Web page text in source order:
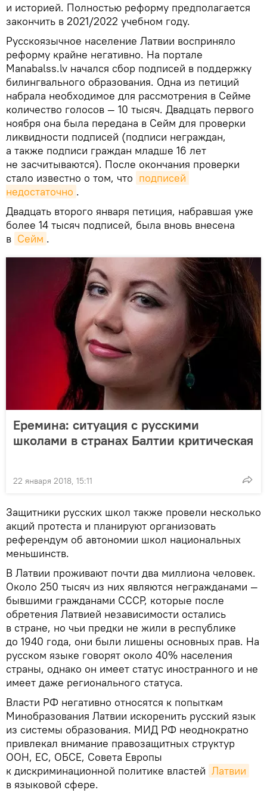
и историей. Полностью реформу предполагается
закончить в 2021/2022 учебном году.
Русскоязычное население Латвии восприняло
реформу крайне негативно. На портале
Manabalss.lv начался сбор подписей в поддержку
билингвального образования. Одна из петиций
набрала необходимое для рассмотрения в Сейме
количество голосов — 10 тысяч. Двадцать первого
ноября она была передана в Сейм для проверки
ликвидности подписей (подписи неграждан,
а также подписи граждан младше 16 лет
не засчитываются). После окончания проверки
стало известно о том, что подписей
недостаточно .
Двадцать второго января петиция, набравшая уже
более 14 тысяч подписей, была вновь внесена
в Сейм .
Еремина: ситуация с русскими
школами в странах Балтии критическая
22 января 2018, 15:11
Защитники русских школ также провели несколько
акций протеста и планируют организовать
референдум об автономии школ национальных
меньшинств.
В Латвии проживают почти два миллиона человек.
Около 250 тысяч из них являются негражданами —
бывшими гражданами СССР, которые после
обретения Латвией независимости остались
в стране, но чьи предки не жили в республике
до 1940 года, они были лишены основных прав. На
русском языке говорят около 40% населения
страны, однако он имеет статус иностранного и не
имеет даже регионального статуса.
Власти РФ негативно относятся к попыткам
Минобразования Латвии искоренить русский язык
из системы образования. МИД РФ неоднократно
привлекал внимание правозащитных структур
ООН, ЕС, ОБСЕ, Совета Европы
к дискриминационной политике властей Латвии
в языковой сфере.